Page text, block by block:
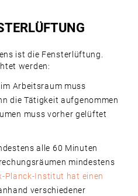
ist die Fensterlüftung.
werden:
Arbeitsraum muss
die Tätigkeit aufgenommen
muss vorher gelüftet
alle 60 Minuten
mindestens
Planck-Institut hat einen
verschiedener